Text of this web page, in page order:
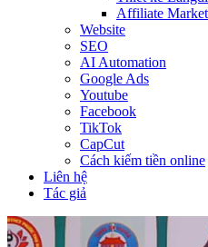
Affiliate
Website
SEO
AI Automation
Google Ads
Youtube
Facebook
TikTok
CapCut
Cách kiếm tiền online
Liên hệ
Tác giả